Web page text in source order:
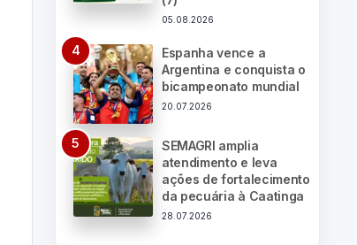
05.08.2026
Espanha vence a
Argentina e conquista o
bicampeonato mundial
20.07.2026
SEMAGRI amplia
atendimento e leva
ações de fortalecimento
da pecuária à Caatinga
28.07.2026